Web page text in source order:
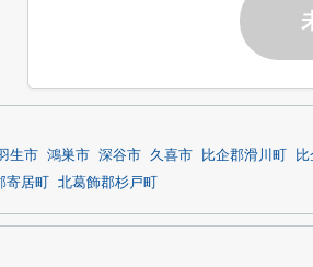
生市 鴻巣市 深谷市 久喜市 比企郡滑川町 比
寄居町 北葛飾郡杉戸町